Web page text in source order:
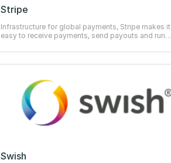
Stripe
Infrastructure for global payments, Stripe makes it
easy to receive payments, send payouts and run
Swish